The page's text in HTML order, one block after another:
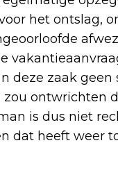
het ontslag,
deze zaak
ontwrichten
is dus niet
dat heeft weer